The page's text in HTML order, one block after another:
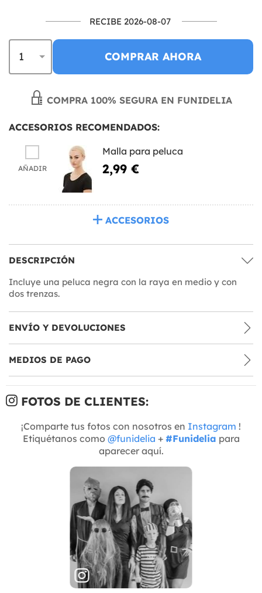
RECIBE 2026-08-07
COMPRAR AHORA
COMPRA 100% SEGURA EN FUNIDELIA
ACCESORIOS RECOMENDADOS:
AÑADIR
Malla para peluca
2,99 €
ACCESORIOS
DESCRIPCIÓN
Incluye una peluca negra con la raya en medio y con
dos trenzas.
ENVÍO Y DEVOLUCIONES
MEDIOS DE PAGO
FOTOS DE CLIENTES:
¡Comparte tus fotos con nosotros en Instagram !
Etiquétanos como @funidelia + #Funidelia para
aparecer aquí.